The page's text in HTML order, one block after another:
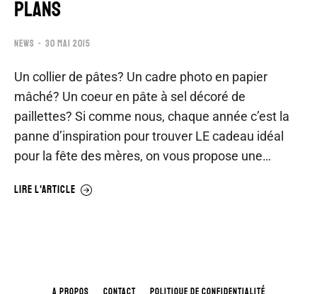
PLANS
NEWS 30 MAI 2015
Un collier de pâtes? Un cadre photo en papier
mâché? Un coeur en pâte à sel décoré de
paillettes? Si comme nous, chaque année c’est la
panne d’inspiration pour trouver LE cadeau idéal
pour la fête des mères, on vous propose une…
LIRE L'ARTICLE